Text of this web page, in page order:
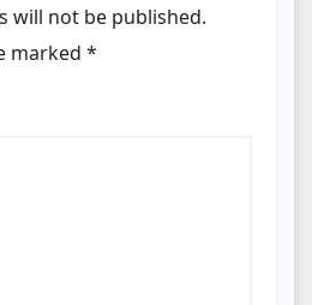
will not be published.
marked *